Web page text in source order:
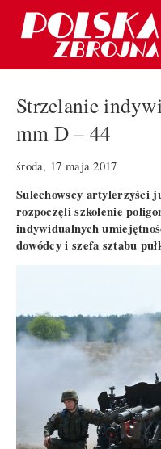
Strzelanie
mm D – 44
środa, 17 maja 2017
Sulechowscy artylerzyści
rozpoczęli szkolenie
indywidualnych
dowódcy i szefa sztabu